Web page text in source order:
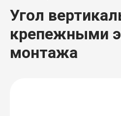
Угол
крепежными
монтажа